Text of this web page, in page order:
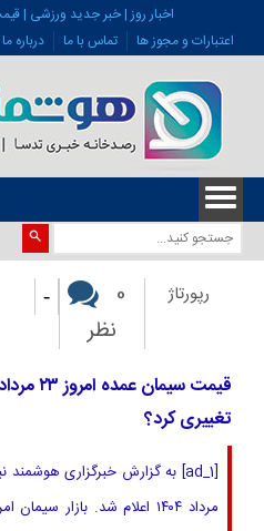
اخبار روز | خبر جدید ورزشی |
اعتبارات و مجوز ها
تماس با ما درباره ما
رپورتاژ
0
نظر
-
تغییری کرد؟
مرداد ۱۴۰۴ اعلام شد. بازار